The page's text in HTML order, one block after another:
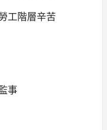
工階層辛苦
事